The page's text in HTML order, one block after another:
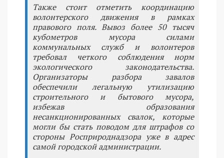
Также стоит отметить координацию
волонтерского движения в рамках
правового поля. Вывоз более 50 тысяч
кубометров мусора силами
коммунальных служб и волонтеров
требовал четкого соблюдения норм
экологического законодательства.
Организаторы разбора завалов
обеспечили легальную утилизацию
строительного и бытового мусора,
избежав образования
несанкционированных свалок, которые
могли бы стать поводом для штрафов со
стороны Росприроднадзора уже в адрес
самой городской администрации.